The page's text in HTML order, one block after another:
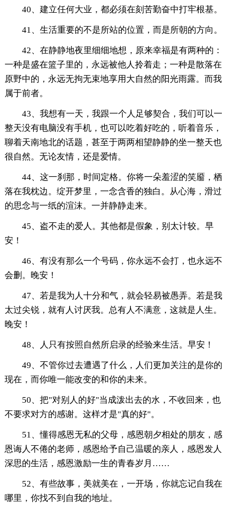
40、建立任何大业，都必须在刻苦勤奋中打牢根基。
41、生活重要的不是所站的位置，而是所朝的方向。
42、在静静地夜里细细地想，原来幸福是有两种的：
一种是盛在篮子里的，永远被他人拎着走；一种是散落在
原野中的，永远无拘无束地享用大自然的阳光雨露。而我
属于前者。
43、我想有一天，我跟一个人足够契合，我们可以一
整天没有电脑没有手机，也可以吃着好吃的，听着音乐，
聊着天南地北的话题，甚至于两两相望静静的坐一整天也
很自然。无论友情，还是爱情。
44、这一刹那，时间定格。你将一朵羞涩的笑靥，栖
落在我枕边。绽开梦里，一念含香的独白。从心海，滑过
的思念与一纸的渲沫。一并静静走来。
45、盗不走的爱人。其他都是假象，别太计较。早
安！
46、有没有那么一个号码，你永远不会打，也永远不
会删。晚安！
47、若是我为人十分和气，就会轻易被愚弄。若是我
太过尖锐，就有人讨厌我。总有人不满意，这就是人生。
晚安！
48、人只有按照自然所启录的经验来生活。早安！
49、不管你过去遭遇了什么，人们更加关注的是你的
现在，而你唯一能改变的和你的未来。
50、把"对别人的好"当成泼出去的水，不收回来，也
不要求对方的感谢。这样才是"真的好"。
51、懂得感恩无私的父母，感恩朝夕相处的朋友，感
恩诲人不倦的老师，感恩给予自己温暖的亲人，感恩发人
深思的生活，感恩激励一生的青春岁月……
52、有些故事，美就美在，一开场，你就忘记自我在
哪里，你找不到自我的地址。